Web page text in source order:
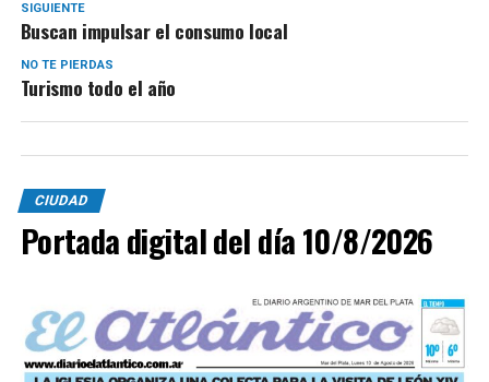
SIGUIENTE
Buscan impulsar el consumo local
NO TE PIERDAS
Turismo todo el año
CIUDAD
Portada digital del día 10/8/2026